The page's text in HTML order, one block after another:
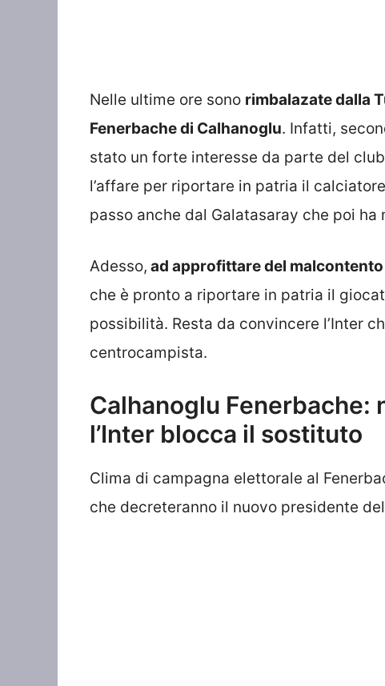
Nelle ultime ore sono rimbalazate dalla
Fenerbache di Calhanoglu. Infatti,
stato un forte interesse da parte del
l’affare per riportare in patria il
passo anche dal Galatasaray che poi ha
Adesso, ad approfittare del
che è pronto a riportare in patria il
possibilità. Resta da convincere l’Inter
centrocampista.
Calhanoglu Fenerbache:
l’Inter blocca il sostituto
Clima di campagna elettorale al
che decreteranno il nuovo presidente